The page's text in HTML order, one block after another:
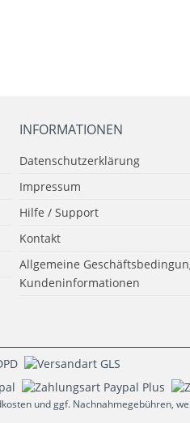
INFORMATIONEN
Datenschutzerklärung
Impressum
Hilfe / Support
Kontakt
Allgemeine
Kundeninformationen
und ggf. Nachnahmegebühren,